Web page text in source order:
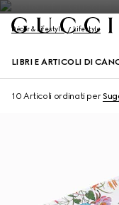
Décor & Lifestyle Lifestyle
LIBRI E ARTICOLI DI
10 Articoli ordinati per